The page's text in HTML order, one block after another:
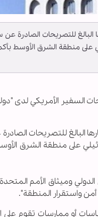
البالغ للتصريحات الصادرة عن
على منطقة الشرق الأوسط
السفير الأمريكي لدى
البالغ للتصريحات
على منطقة الشرق
وميثاق الأمم
واستقرار المنطقة".
أو ممارسات تقوم على